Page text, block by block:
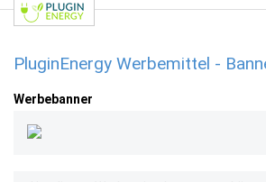
PluginEnergy Werbemittel -
Werbebanner